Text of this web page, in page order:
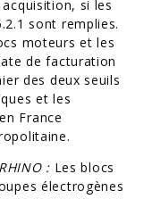
si les
sont remplies.
moteurs et les
de facturation
des deux seuils
et les
France
:Les blocs
électrogènes